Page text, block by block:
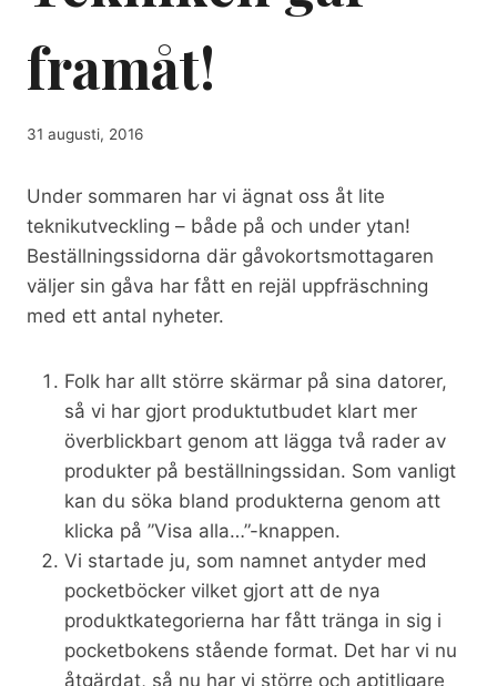
framåt!
31 augusti, 2016
Under sommaren har vi ägnat oss åt lite
teknikutveckling – både på och under ytan!
Beställningssidorna där gåvokortsmottagaren
väljer sin gåva har fått en rejäl uppfräschning
med ett antal nyheter.
Folk har allt större skärmar på sina datorer,
så vi har gjort produktutbudet klart mer
överblickbart genom att lägga två rader av
produkter på beställningssidan. Som vanligt
kan du söka bland produkterna genom att
klicka på ”Visa alla…”-knappen.
Vi startade ju, som namnet antyder med
pocketböcker vilket gjort att de nya
produktkategorierna har fått tränga in sig i
pocketbokens stående format. Det har vi nu
åtgärdat, så nu har vi större och aptitligare